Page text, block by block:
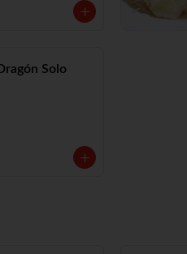
Solo